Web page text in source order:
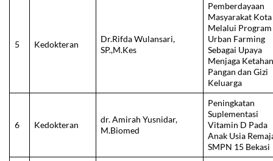
5 Kedokteran
Dr.Rifda Wulansari,
SP.,M.Kes
Pemberdayaan
Masyarakat Kota
Melalui Program
Urban Farming
Sebagai Upaya
Menjaga
Pangan dan Gizi
Keluarga
6 Kedokteran
dr. Amirah Yusnidar,
M.Biomed
Peningkatan
Suplementasi
Vitamin D Pada
Anak Usia
SMPN 15 Bekasi